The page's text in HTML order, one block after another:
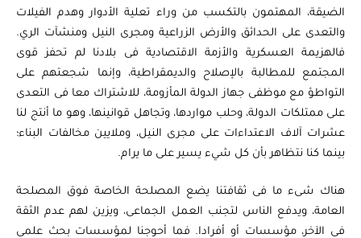
الضيقة، المهتمون بالتكسب من وراء تعلية الأدوار وهدم الفيلات
والتعدى على الحدائق والأرض الزراعية ومجرى النيل ومنشآت الري.
فالهزيمة العسكرية والأزمة الاقتصادية فى بلادنا لم تحفز قوى
المجتمع للمطالبة بالإصلاح والديمقراطية، وإنما شجعتهم على
التواطؤ مع موظفى جهاز الدولة المأزومة، للاشتراك معا فى التعدى
على ممتلكات الدولة، وحلب مواردها، وتجاهل قوانينها، وهو ما أنتج لنا
عشرات آلاف الاعتداءات على مجرى النيل، وملايين مخالفات البناء؛
بينما كنا نتظاهر بأن كل شيء يسير على ما يرام.
هناك شىء ما فى ثقافتنا يضع المصلحة الخاصة فوق المصلحة
العامة، ويدفع الناس لتجنب العمل الجماعى، ويزين لهم عدم الثقة
فى الآخر، مؤسسات أو أفرادا. فما أحوجنا لمؤسسات بحث علمى